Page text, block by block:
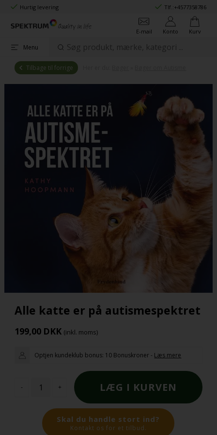
Hurtig levering Tlf.:+4577358786
E-mail Konto Kurv
Menu
Tilbage til forrige
Alle katte er på autismespektret
199,00 DKK (inkl. moms)
Optjen kundeklub bonus: 10 Bonuskroner - Læs mere
- +
Skal du handle stort ind?
Kontakt os for et tilbud.